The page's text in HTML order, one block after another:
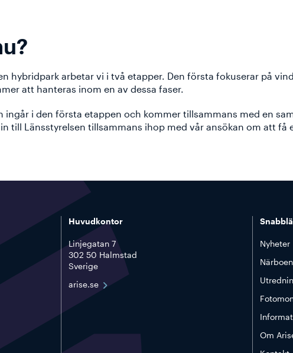
hybridpark arbetar vi i två etapper. Den första fokuserar på
att hanteras inom en av dessa faser.
ingår i den första etappen och kommer tillsammans med en
till Länsstyrelsen tillsammans ihop med vår ansökan om att få
Huvudkontor
Linjegatan 7
302 50 Halmstad
Sverige
arise.se
Nyheter
Om